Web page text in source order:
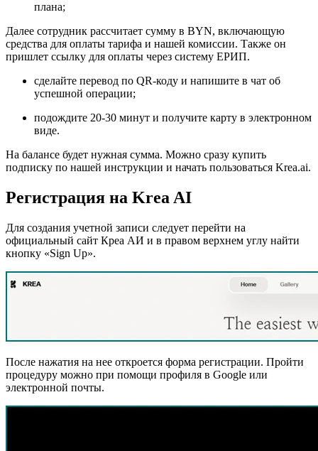
плана;
Далее сотрудник рассчитает сумму в BYN, включающую
средства для оплаты тарифа и нашей комиссии. Также он
пришлет ссылку для оплаты через систему ЕРИП.
сделайте перевод по QR-коду и напишите в чат об
успешной операции;
подождите 20-30 минут и получите карту в электронном
виде.
На балансе будет нужная сумма. Можно сразу купить
подписку по нашей инструкции и начать пользоваться Krea.ai.
Регистрация на Krea AI
Для создания учетной записи следует перейти на
официальный сайт Креа АИ и в правом верхнем углу найти
кнопку «Sign Up».
После нажатия на нее откроется форма регистрации. Пройти
процедуру можно при помощи профиля в Google или
электронной почты.